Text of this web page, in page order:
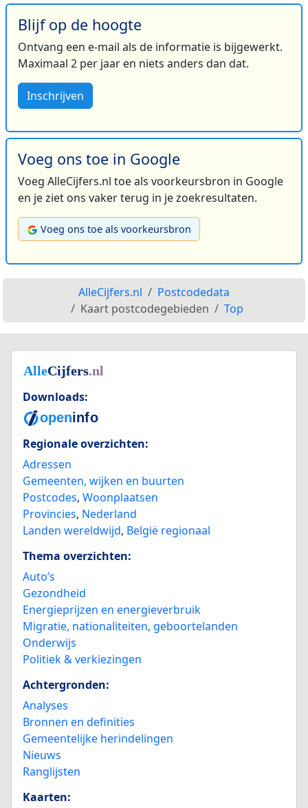
Blijf op de hoogte
Ontvang een e-mail als de informatie is bijgewerkt.
Maximaal 2 per jaar en niets anders dan dat.
Inschrijven
Voeg ons toe in Google
Voeg AlleCijfers.nl toe als voorkeursbron in Google
en je ziet ons vaker terug in je zoekresultaten.
Voeg ons toe als voorkeursbron
AlleCijfers.nl
Postcodedata
Kaart postcodegebieden
Top
Downloads:
Regionale overzichten:
Adressen
Gemeenten, wijken en buurten
Postcodes, Woonplaatsen
Provincies, Nederland
Landen wereldwijd, België regionaal
Thema overzichten:
Auto’s
Gezondheid
Energieprijzen en energieverbruik
Migratie, nationaliteiten, geboortelanden
Onderwijs
Politiek & verkiezingen
Achtergronden:
Analyses
Bronnen en definities
Gemeentelijke herindelingen
Nieuws
Ranglijsten
Kaarten: